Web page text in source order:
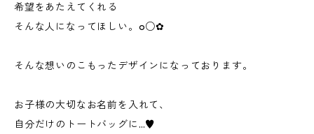
希望をあたえてくれる
そんな人になってほしい。o○✿
そんな想いのこもったデザインになっております。
お子様の大切なお名前を入れて、
自分だけのトートバッグに…♥